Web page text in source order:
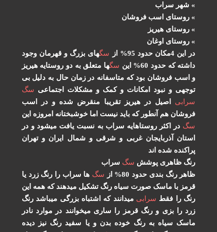
شهر سراب
روستای اسب فروشان
هیریز
اوغان
سگهای بزرگ و قهرمان وجود
که حدود 60% این
سگها متعلق به دو روستایه هیریز
اسب فروشان بود که متاسفانه در زمان حال به دلیل بی
و نبود امکانات و کمک و مشکلات اجتماعیسگ
اصیل در هیریز تقریبا منقرض شده و در اسب
هم آنطور که باید نیست اما خوشبختانه امروزه این
در اکثر روستاهایه سراب به نسبت یافت میشود و در
آذربایجان غربی و شرقی و شمال ایران و تهران
شده اند
ظاهری پوششسگسراب
رنگ بندی حدود 80% از
سگها سراب را رنگ زرد یا
با ماسک صورت سیاه رنگ تشکیل میدهند که همه این
را فقط سرابیمیدانند که اشتباه بزرگی میباشد رنگ
را بزی و رنگ قرمز را ساری میخوانند در موارد نادر
سیاه به رنگ خوده بدن و یا سفید رنگ نیز دیده